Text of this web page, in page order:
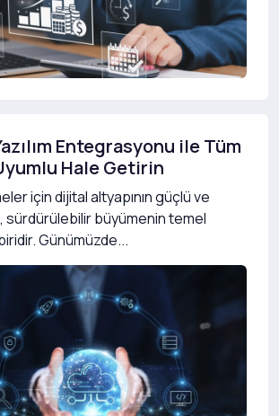
Entegrasyonu ile Tüm
Hale Getirin
için dijital altyapının güçlü ve
sürdürülebilir büyümenin temel
Günümüzde...